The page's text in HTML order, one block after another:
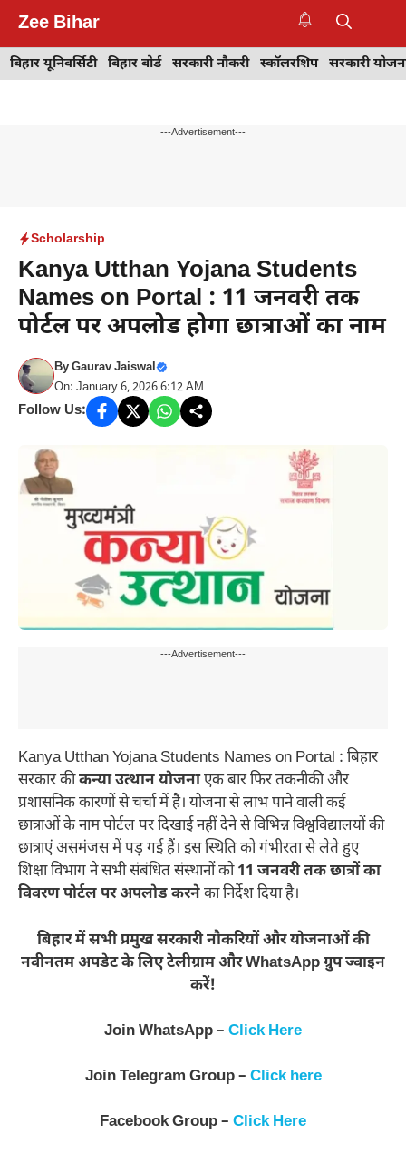
content
Zee Bihar
बिहार यूनिवर्सिटी बिहार बोर्ड सरकारी नौकरी स्कॉलरशिप सरकारी
---Advertisement---
Scholarship
Kanya Utthan Yojana Students
Names on Portal : 11 जनवरी तक
पोर्टल पर अपलोड होगा छात्राओं का नाम
ByGaurav Jaiswal
On: January 6, 2026 6:12 AM
Follow Us:
---Advertisement---
Kanya Utthan Yojana Students Names on Portal : बिहार
सरकार कीकन्या उत्थान योजनाएक बार फिर तकनीकी और
प्रशासनिक कारणों से चर्चा में है। योजना से लाभ पाने वाली कई
छात्राओं के नाम पोर्टल पर दिखाई नहीं देने से विभिन्न विश्वविद्यालयों की
छात्राएं असमंजस में पड़ गई हैं। इस स्थिति को गंभीरता से लेते हुए
शिक्षा विभाग ने सभी संबंधित संस्थानों को11 जनवरी तक छात्रों का
विवरण पोर्टल पर अपलोड करनेका निर्देश दिया है।
बिहार में सभी प्रमुख सरकारी नौकरियों और योजनाओं की
नवीनतम अपडेट के लिए टेलीग्राम और WhatsApp ग्रुप ज्वाइन
करें!
Join WhatsApp – Click Here
Join Telegram Group – Click here
Facebook Group – Click Here